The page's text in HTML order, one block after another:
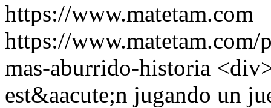
https://www.matetam.com
https://
mas-aburrido-historia
est&aacute;n jugando un